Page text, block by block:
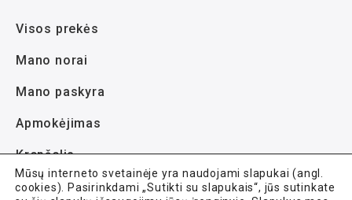
Visos prekės
Mano norai
Mano paskyra
Apmokėjimas
Krepšelis
Mūsų interneto svetainėje yra naudojami slapukai (angl.
cookies). Pasirinkdami „Sutikti su slapukais“, jūs sutinkate